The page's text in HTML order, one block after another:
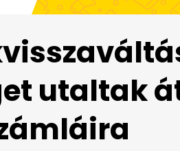
utaltak